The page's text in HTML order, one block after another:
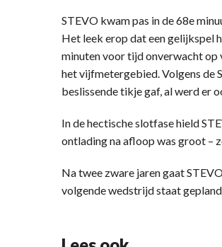
STEVO kwam pas in de 68e
Het leek erop dat een gelijkspel
minuten voor tijd onverwacht op
het vijfmetergebied. Volgens de
beslissende tikje gaf, al werd er
In de hectische slotfase hield
ontlading na afloop was groot –
Na twee zware jaren gaat
volgende wedstrijd staat